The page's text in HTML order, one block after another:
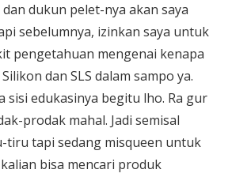
dan dukun pelet-nya akan saya
sebelumnya, izinkan saya untuk
pengetahuan mengenai kenapa
dan SLS dalam sampo ya.
sisi edukasinya begitu lho. Ra gur
prodak mahal. Jadi semisal
tiru tapi sedang misqueen untuk
bisa mencari produk